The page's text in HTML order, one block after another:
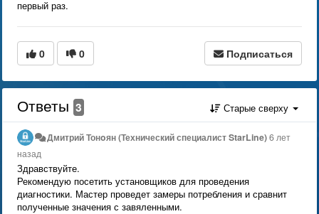
первый раз.
0 0 Подписаться
Ответы 3 Старые сверху
Дмитрий Тонoян (Технический специалист StarLine)6 лет
назад
Здравствуйте.
Рекомендую посетить установщиков для проведения
диагностики. Мастер проведет замеры потребления и сравнит
полученные значения с завяленными.